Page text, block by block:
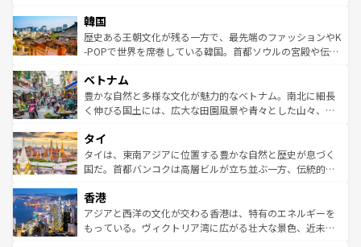
ワイを、存分に味わってほしい。 なお、新着のハワイ情報
はコンテンツ一覧を参照してほしい。
いる。アクティビティも充実しており、サーフィンやダイ
ビング、ハイキングなど、アウトドア好きにはたまらな
い。オーストラリアの多彩な魅力を存分に味わいつくそ
参照してほしい。
ン）、静ひつな山岳地帯である台湾東部など、都市の喧騒
と山間の静けさが共存しており、訪れる人に新しい発見と
驚きをもたらしてくれる。また、奥深い台湾の食文化も魅
容にもいいと評判のスイーツなど、バラエティ豊かな料理
が味わえる。 なお、新着の台湾情報は コンテンツ一覧を参
照してほしい。
韓国
歴史ある王朝文化が残る一方で、最先端のファッションやK
-POPで世界を席巻している韓国。首都ソウルの宮殿や伝統
き、地方に足を延ばせば四季折々の自然美を楽しむことが
できる。そして、キムチや焼肉、絶品のストリートフード
まで、さまざまな韓国料理が待っている。夜には、韓国な
リティに包まれながら、韓国の多彩な魅力を心ゆくまで味
わってみてほしい。 なお、新着の韓国情報はコンテンツ一
覧を参照してほしい。
ベトナム
豊かな自然と多様な文化が魅力的なベトナム。南北に細長
く伸びる国土には、広大な田園風景や青々とした山々、世
急速な発展と共に伝統が息づく。ハノイの古い町並みやホ
ーチミン市のフランス統治時代の建物も、独特の雰囲気を
醸し出している。また、バラエティの豊かさとおいしさで
とつ。フォーやバインミー、ベトナムコーヒーなどは、ぜ
ひ現地で味わいたい。どの地域を訪れてもあたたかい人々
が旅行者を迎えてくれるので、きっと忘れられない旅にな
タイ
タイは、東南アジアに位置する豊かな自然と歴史が息づく
国だ。首都バンコクは高層ビルが立ち並ぶ一方、伝統的な
の活気が交差している。北部ではチェンマイなどの山岳地
帯で自然と触れ合い、南部ではプーケットやクラビの美し
いビーチでリゾート気分を楽しむことができる。タイ料理
香港
アジアと西洋の文化が交わる香港は、特有のエネルギーを
もっている。ヴィクトリア湾に広がる壮大な景色、近未来